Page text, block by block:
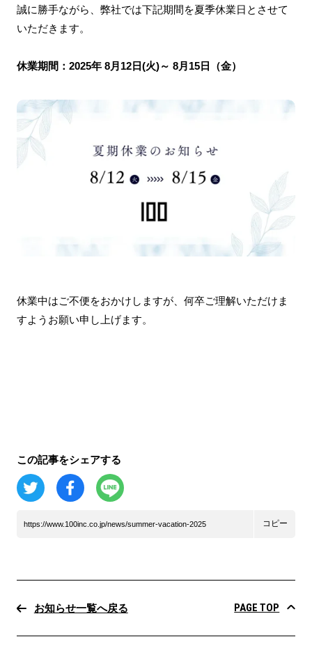
誠に勝手ながら、弊社では下記期間を夏季休業日とさせて
いただきます。
休業期間：2025年 8月12日(火)～ 8月15日（金）
休業中はご不便をおかけしますが、何卒ご理解いただけま
すようお願い申し上げます。
この記事をシェアする
https://www.100inc.co.jp/news/summer-vacation-2025 コピー
お知らせ一覧へ戻る PAGE TOP